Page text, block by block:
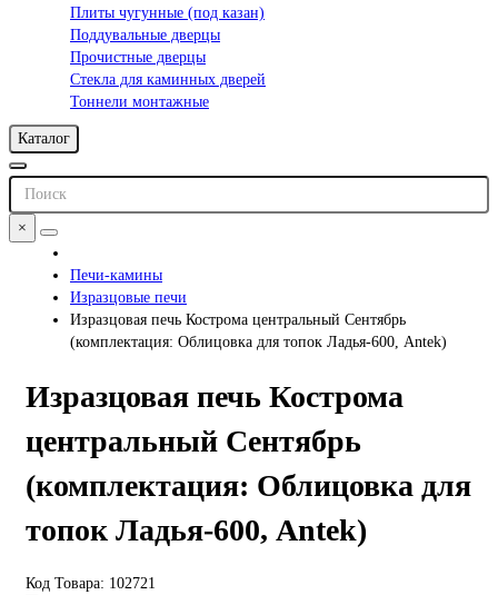
Плиты чугунные (под казан)
Поддувальные дверцы
Прочистные дверцы
Стекла для каминных дверей
Тоннели монтажные
Каталог
×
Печи-камины
Изразцовые печи
Изразцовая печь Кострома центральный Сентябрь
(комплектация: Облицовка для топок Ладья-600, Antek)
Изразцовая печь Кострома
центральный Сентябрь
(комплектация: Облицовка для
топок Ладья-600, Antek)
Код Товара: 102721